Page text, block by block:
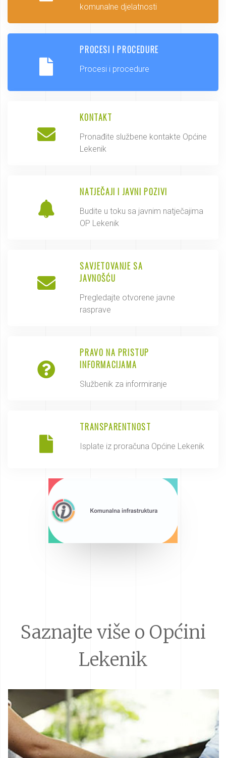
komunalne djelatnosti
PROCESI I PROCEDURE
Procesi i procedure
KONTAKT
Pronađite službene kontakte Općine
Lekenik
NATJEČAJI I JAVNI POZIVI
Budite u toku sa javnim natječajima
OP Lekenik
SAVJETOVANJE SA
JAVNOŠĆU
Pregledajte otvorene javne
rasprave
PRAVO NA PRISTUP
INFORMACIJAMA
Službenik za informiranje
TRANSPARENTNOST
Isplate iz proračuna Općine Lekenik
Saznajte više o Općini
Lekenik